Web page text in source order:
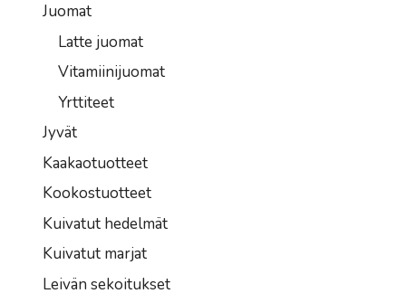
Juomat
Latte juomat
Vitamiinijuomat
Yrttiteet
Jyvät
Kaakaotuotteet
Kookostuotteet
Kuivatut hedelmät
Kuivatut marjat
Leivän sekoitukset